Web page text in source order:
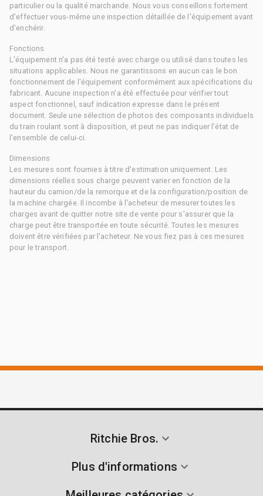
particulier ou la qualité marchande. Nous vous conseillons fortement
d'effectuer vous-même une inspection détaillée de l'équipement avant
d'enchérir.
Fonctions
L'équipement n'a pas été testé avec charge ou utilisé dans toutes les
situations applicables. Nous ne garantissons en aucun cas le bon
fonctionnement de l'équipement conformément aux spécifications du
fabricant. Aucune inspection n'a été effectuée pour vérifier tout
aspect fonctionnel, sauf indication expresse dans le présent
document. Seule une sélection de photos des composants individuels
du train roulant sont à disposition, et peut ne pas indiquer l'état de
l'ensemble de celui-ci.
Dimensions
Les mesures sont fournies à titre d'estimation uniquement. Les
dimensions réelles sous charge peuvent varier en fonction de la
hauteur du camion/de la remorque et de la configuration/position de
la machine chargée. Il incombe à l'acheteur de mesurer toutes les
charges avant de quitter notre site de vente pour s'assurer que la
charge peut être transportée en toute sécurité. Toutes les mesures
doivent être vérifiées par l'acheteur. Ne vous fiez pas à ces mesures
pour le transport.
Ritchie Bros.
Plus d'informations